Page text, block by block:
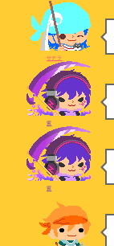
サテラ
紫
紫